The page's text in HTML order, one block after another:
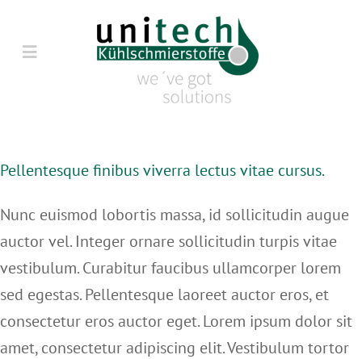
springen
Toggle
ÜBER UNS
PRODUKTE
SERVICE
BLOG
Pellentesque finibus viverra lectus vitae cursus.
Nunc euismod lobortis massa, id sollicitudin augue
auctor vel. Integer ornare sollicitudin turpis vitae
vestibulum. Curabitur faucibus ullamcorper lorem
sed egestas. Pellentesque laoreet auctor eros, et
consectetur eros auctor eget. Lorem ipsum dolor sit
amet, consectetur adipiscing elit. Vestibulum tortor